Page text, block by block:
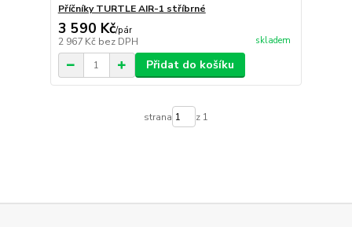
Příčníky TURTLE AIR-1 stříbrné
3 590 Kč/pár
2 967 Kč bez DPH skladem
Přidat do košíku
strana z 1